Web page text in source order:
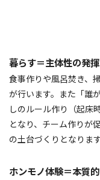
暮らす＝主体性の発
食事作りや風呂焚き、
が行います。また「誰
しのルール作り（起床
となり、チーム作りが
の土台づくりとなります
ホンモノ体験＝本質